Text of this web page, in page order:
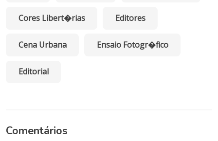
Cores Libert�rias Editores
Cena Urbana Ensaio Fotogr�fico
Editorial
Comentários